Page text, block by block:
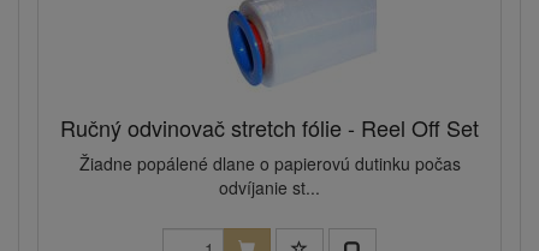
Ručný odvinovač stretch fólie - Reel Off Set
Žiadne popálené dlane o papierovú dutinku počas
odvíjanie st...